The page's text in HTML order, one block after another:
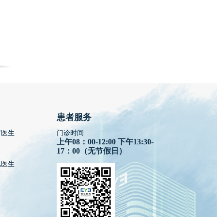
生
生
患者服务
门诊时间
上午08：00-12:00 下午13:30-
17：00（无节假日）